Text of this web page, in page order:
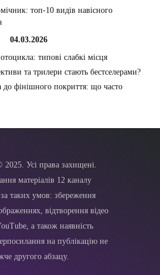
топ-10 видів навісного
04.03.2026
типові слабкі місця
та трилери стають бестселерами?
до фінішного покриття: що часто
Усі права захищені.
матеріалів 12 каналу
таких умов: збереження
відтворення відео
а також наявність
на публікацію не
другого абзацу.